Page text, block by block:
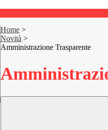
Home >
Novità >
Amministrazione Trasparente